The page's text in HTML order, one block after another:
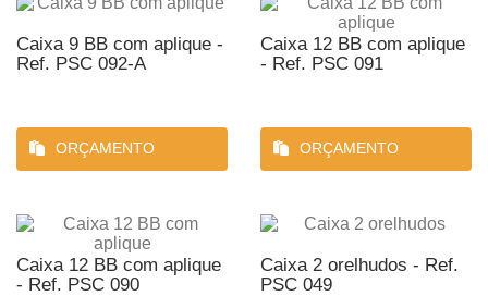
Caixa 9 BB com aplique -
Ref. PSC 092-A
ORÇAMENTO
Caixa 12 BB com aplique
- Ref. PSC 091
ORÇAMENTO
Caixa 12 BB com aplique
- Ref. PSC 090
Caixa 2 orelhudos - Ref.
PSC 049